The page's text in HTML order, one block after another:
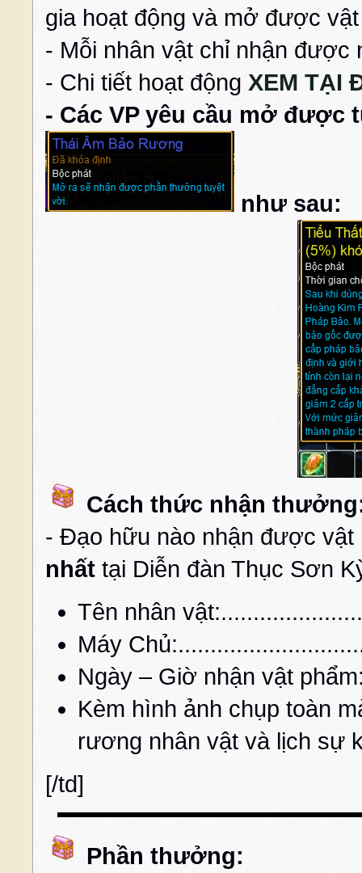
gia hoạt động và mở được
- Mỗi nhân vật chỉ nhận được
- Chi tiết hoạt động XEM TẠI
- Các VP yêu cầu mở được
như sau:
Cách thức nhận
- Đạo hữu nào nhận được vật
nhất tại Diễn đàn Thục Sơn
Tên nhân
Máy
Ngày – Giờ nhận vật
Kèm hình ảnh chụp toàn
rương nhân vật và lịch sự
[/td]
Phần thưởng: